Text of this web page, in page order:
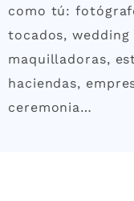
como tú:
tocados,
maquilladoras,
haciendas,
ceremonia…